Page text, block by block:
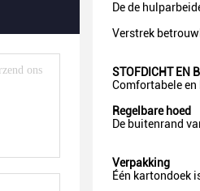
De de
Verstrek
STOFDICHT EN
Comfortabele
Regelbare hoed
De buitenrand
Verpakking
Één kartondoek